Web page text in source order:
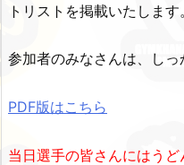
トリストを掲載いたします。
参加者のみなさんは、しっ
PDF版はこちら
当日選手の皆さんにはう